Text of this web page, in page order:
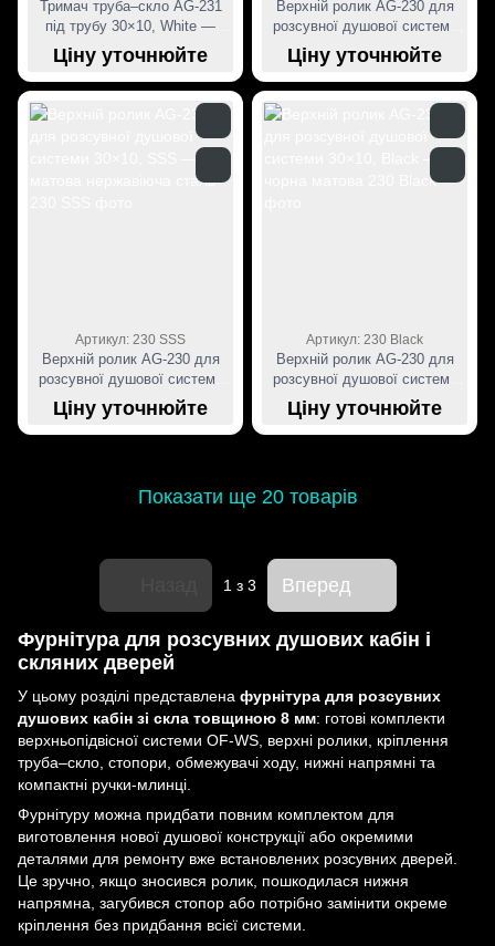
Тримач труба–скло AG-231
під трубу 30×10, White —
Ціну уточнюйте
Верхній ролик AG-230 для
розсувної душової системи
30×10, PSS — полірована
нержавіюча сталь
Ціну уточнюйте
Артикул: 230 SSS
Верхній ролик AG-230 для
розсувної душової системи
30×10, SSS — матова
нержавіюча сталь
Ціну уточнюйте
Артикул: 230 Black
Верхній ролик AG-230 для
розсувної душової системи
30×10, Black — чорна матова
Ціну уточнюйте
Показати ще 20 товарів
1з 3 Вперед
Фурнітура для розсувних душових кабін і
скляних дверей
У цьому розділі представлена фурнітура для розсувних
душових кабін зі скла товщиною 8 мм: готові комплекти
верхньопідвісної системи OF-WS, верхні ролики, кріплення
труба–скло, стопори, обмежувачі ходу, нижні напрямні та
компактні ручки-млинці.
Фурнітуру можна придбати повним комплектом для
виготовлення нової душової конструкції або окремими
деталями для ремонту вже встановлених розсувних дверей.
Це зручно, якщо зносився ролик, пошкодилася нижня
напрямна, загубився стопор або потрібно замінити окреме
кріплення без придбання всієї системи.